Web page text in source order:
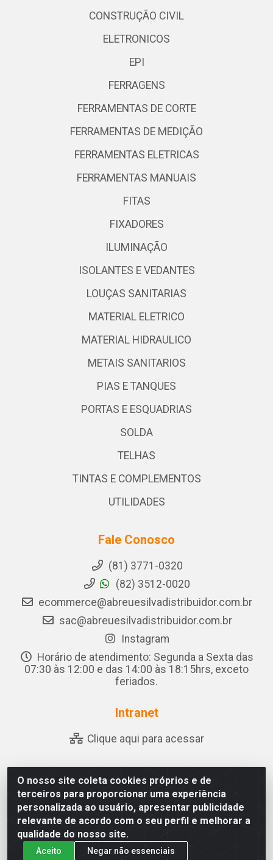
O nosso site coleta cookies próprios e de
terceiros para proporcionar uma experiência
personalizada ao usuário, apresentar publicidade
relevante de acordo com o seu perfil e melhorar a
qualidade do nosso site.
Aceito Negar não essenciais
CONSTRUÇÃO CIVIL
ELETRONICOS
EPI
FERRAGENS
FERRAMENTAS DE CORTE
FERRAMENTAS DE MEDIÇÃO
FERRAMENTAS ELETRICAS
FERRAMENTAS MANUAIS
FITAS
FIXADORES
ILUMINAÇÃO
ISOLANTES E VEDANTES
LOUÇAS SANITARIAS
MATERIAL ELETRICO
MATERIAL HIDRAULICO
METAIS SANITARIOS
PIAS E TANQUES
PORTAS E ESQUADRIAS
SOLDA
TELHAS
TINTAS E COMPLEMENTOS
UTILIDADES
Fale Conosco
(81) 3771-0320
(82) 3512-0020
ecommerce@abreuesilvadistribuidor.com.br
sac@abreuesilvadistribuidor.com.br
Instagram
Horário de atendimento: Segunda a Sexta das
07:30 às 12:00 e das 14:00 às 18:15hrs, exceto
feriados.
Intranet
Clique aqui para acessar
Abreu & Silva - Rua Padre Jose de Souza Leite, 265 - Ariado,
Olho D'Água das Flores/AL - CEP 57.442-000 - CNPJ
04.790.656/0001-06